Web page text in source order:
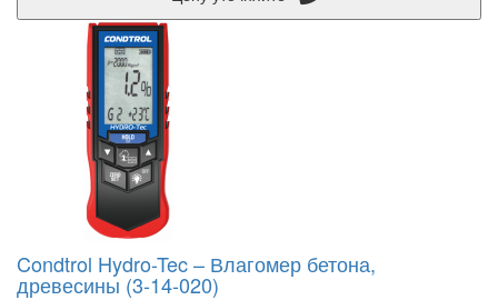
Condtrol Hydro-Tec – Влагомер бетона,
древесины (3-14-020)